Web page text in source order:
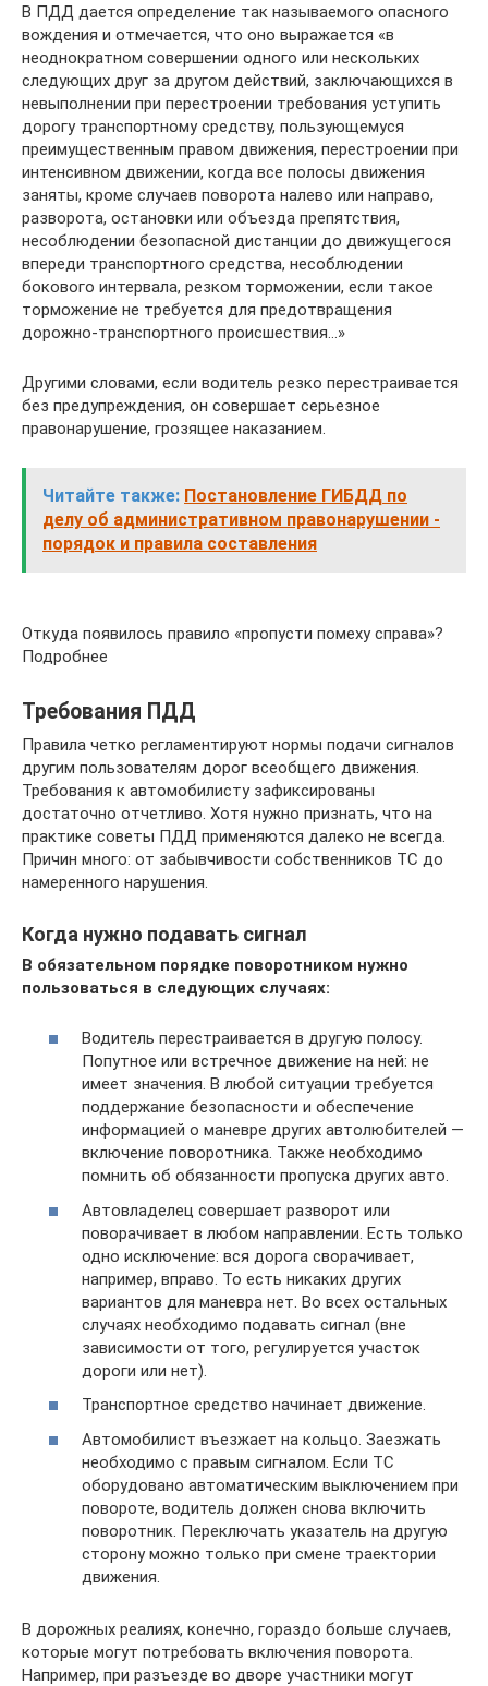
В ПДД дается определение так называемого опасного
вождения и отмечается, что оно выражается «в
неоднократном совершении одного или нескольких
следующих друг за другом действий, заключающихся в
невыполнении при перестроении требования уступить
дорогу транспортному средству, пользующемуся
преимущественным правом движения, перестроении при
интенсивном движении, когда все полосы движения
заняты, кроме случаев поворота налево или направо,
разворота, остановки или объезда препятствия,
несоблюдении безопасной дистанции до движущегося
впереди транспортного средства, несоблюдении
бокового интервала, резком торможении, если такое
торможение не требуется для предотвращения
дорожно-транспортного происшествия…»
Другими словами, если водитель резко перестраивается
без предупреждения, он совершает серьезное
правонарушение, грозящее наказанием.
Читайте также: Постановление ГИБДД по
делу об административном правонарушении -
порядок и правила составления
Откуда появилось правило «пропусти помеху справа»?
Подробнее
Требования ПДД
Правила четко регламентируют нормы подачи сигналов
другим пользователям дорог всеобщего движения.
Требования к автомобилисту зафиксированы
достаточно отчетливо. Хотя нужно признать, что на
практике советы ПДД применяются далеко не всегда.
Причин много: от забывчивости собственников ТС до
намеренного нарушения.
Когда нужно подавать сигнал
В обязательном порядке поворотником нужно
пользоваться в следующих случаях:
Водитель перестраивается в другую полосу.
Попутное или встречное движение на ней: не
имеет значения. В любой ситуации требуется
поддержание безопасности и обеспечение
информацией о маневре других автолюбителей —
включение поворотника. Также необходимо
помнить об обязанности пропуска других авто.
Автовладелец совершает разворот или
поворачивает в любом направлении. Есть только
одно исключение: вся дорога сворачивает,
например, вправо. То есть никаких других
вариантов для маневра нет. Во всех остальных
случаях необходимо подавать сигнал (вне
зависимости от того, регулируется участок
дороги или нет).
Транспортное средство начинает движение.
Автомобилист въезжает на кольцо. Заезжать
необходимо с правым сигналом. Если ТС
оборудовано автоматическим выключением при
повороте, водитель должен снова включить
поворотник. Переключать указатель на другую
сторону можно только при смене траектории
движения.
В дорожных реалиях, конечно, гораздо больше случаев,
которые могут потребовать включения поворота.
Например, при разъезде во дворе участники могут